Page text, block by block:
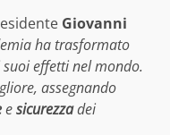
Giovanni
ha trasformato
effetti nel mondo.
assegnando
esicurezzadei